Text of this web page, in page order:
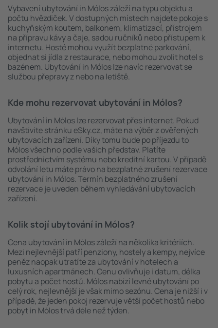
Vybavení ubytování in Mólos záleží na typu objektu a
počtu hvězdiček. V dostupných místech najdete pokoje s
kuchyňským koutem, balkonem, klimatizací, přístrojem
na přípravu kávy a čaje, sadou ručníků nebo přístupem k
internetu. Hosté mohou využít bezplatné parkování,
objednat si jídla z restaurace, nebo mohou zvolit hotel s
bazénem. Ubytování in Mólos lze navíc rezervovat se
službou přepravy z nebo na letiště.
Kde mohu rezervovat ubytování in Mólos?
Ubytování in Mólos lze rezervovat přes internet. Pokud
navštívíte stránku eSky.cz, máte na výběr z ověřených
ubytovacích zařízení. Díky tomu bude po příjezdu to
Mólos všechno podle vašich představ. Platíte
prostřednictvím systému nebo kreditní kartou. V případě
odvolání letu máte právo na bezplatné zrušení rezervace
ubytování in Mólos. Termín bezplatného zrušení
rezervace je uveden během vyhledávání ubytovacích
zařízení.
Kolik stojí ubytování in Mólos?
Cena ubytování in Mólos záleží na několika kritériích.
Mezi nejlevnější patří penziony, hostely a kempy, nejvíce
peněz naopak utratíte za ubytování v hotelech a
luxusních apartmánech. Cenu ovlivňuje i datum, délka
pobytu a počet hostů. Mólos nabízí levné ubytování po
celý rok, nejlevnější je však mimo sezónu. Cena je nižší i v
případě, že jeden pokoj rezervuje větší počet hostů nebo
pobyt in Mólos trvá déle než týden.